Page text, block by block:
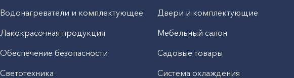
Водонагреватели и комплектующее
Двери и комплектующие
Лакокрасочная продукция
Мебельный салон
Обеспечение безопасности
Садовые товары
Светотехника
Система охлаждения